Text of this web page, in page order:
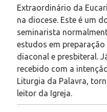
Extraordinário da
na diocese. Este é um
seminarista
estudos em
diaconal e presbiteral.
recebido com a
Liturgia da Palavra,
leitor da Igreja.